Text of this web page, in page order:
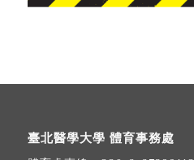
臺北醫學大學 體育事務處